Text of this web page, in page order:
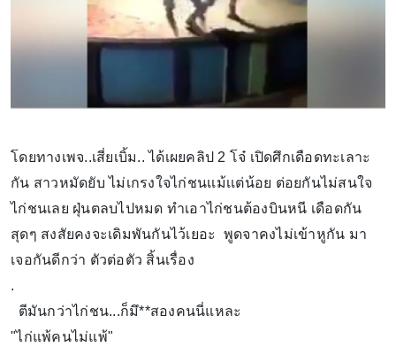
โดยทางเพจ..เสี่ยเบิ้ม.. ได้เผยคลิป 2 โจ๋ เปิดศึกเดือดทะเลาะ
กัน สาวหมัดยับ ไม่เกรงใจไก่ชนเเม้เเต่น้อย ต่อยกันไม่สนใจ
ไก่ชนเลย ฝุ่นตลบไปหมด ทำเอาไก่ชนต้องบินหนี เดือดกัน
สุดๆ สงสัยคงจะเดิมพันกันไว้เยอะ พูดจาคงไม่เข้าหูกัน มา
เจอกันดีกว่า ตัวต่อตัว สิ้นเรื่อง
.
ตีมันกว่าไก่ชน...ก็มึ**สองคนนี่แหละ
"ไก่แพ้คนไม่แพ้"